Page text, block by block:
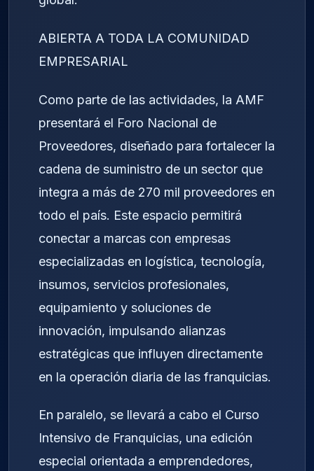
ABIERTA A TODA LA COMUNIDAD
EMPRESARIAL
Como parte de las actividades, la AMF
presentará el Foro Nacional de
Proveedores, diseñado para fortalecer la
cadena de suministro de un sector que
integra a más de 270 mil proveedores en
todo el país. Este espacio permitirá
conectar a marcas con empresas
especializadas en logística, tecnología,
insumos, servicios profesionales,
equipamiento y soluciones de
innovación, impulsando alianzas
estratégicas que influyen directamente
en la operación diaria de las franquicias.
En paralelo, se llevará a cabo el Curso
Intensivo de Franquicias, una edición
especial orientada a emprendedores,